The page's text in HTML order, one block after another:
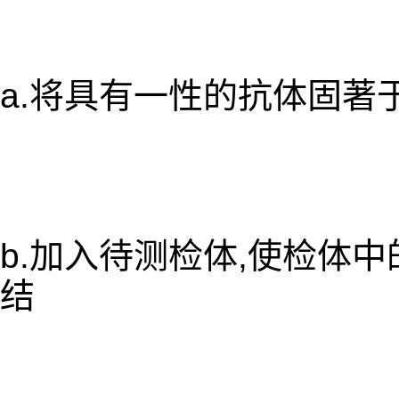
a.将具有一性的抗体固著
b.加入待测检体,使检体
结